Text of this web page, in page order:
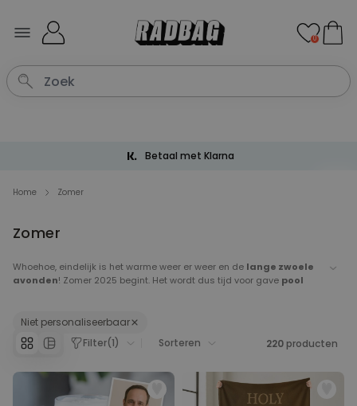
0
Gratis verzending vanaf € 60
Home Zomer
Zomer
Whoehoe, eindelijk is het warme weer er weer en de lange zwoele
avonden! Zomer 2025 begint. Het wordt dus tijd voor gave pool
zomer verzameld. Vangeweldige handdoeken
en allerleukste floaties. Met deze cadeaus, gadgets & accessoires
kom je de zomer wel door.
Niet personaliseerbaar
Filter(1) Sorteren 220 producten